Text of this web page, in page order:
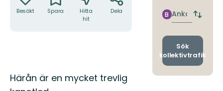
Besökt Spara
Hitta
hit
Dela
Beskrivning
Härån är en mycket trevlig
Ankomst
B
Byt
och
Sök
kollektivtrafik